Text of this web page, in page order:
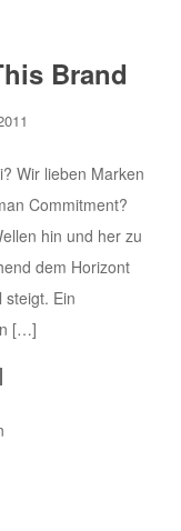
Brand
Wir lieben Marken
Commitment?
hin und her zu
dem Horizont
steigt. Ein
[…]